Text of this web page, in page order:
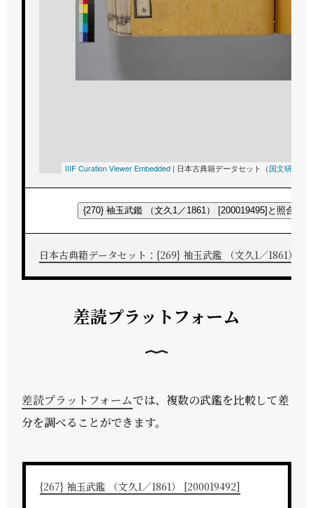
IIIF Curation Viewer Embedded | 日本古典籍データセット（国文研
{270} 袖玉武鑑 （文久1／1861） [200019495]と照合する
日本古典籍データセット：{269} 袖玉武鑑 （文久1／1861）
差読プラットフォーム
差読プラットフォームでは、複数の武鑑を比較して差
分を調べることができます。
{267} 袖玉武鑑 （文久1／1861） [200019492]